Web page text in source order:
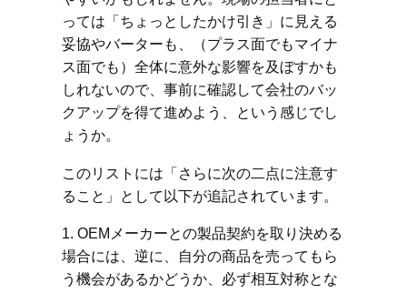
っては「ちょっとしたかけ引き」に見える
妥協やバーターも、（プラス面でもマイナ
ス面でも）全体に意外な影響を及ぼすかも
しれないので、事前に確認して会社のバッ
クアップを得て進めよう、という感じでし
ょうか。
このリストには「さらに次の二点に注意す
ること」として以下が追記されています。
1. OEMメーカーとの製品契約を取り決める
場合には、逆に、自分の商品を売ってもら
う機会があるかどうか、必ず相互対称とな